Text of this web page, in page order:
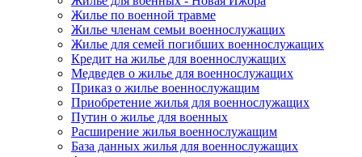
Жилье по военной травме
Жилье членам семьи военнослужащих
Жилье для семей погибших военнослужащих
Кредит на жилье для военнослужащих
Медведев о жилье для военнослужащих
Приказ о жилье военнослужащим
Приобретение жилья для военнослужащих
Путин о жилье для военных
Расширение жилья военнослужащим
База данных жилья для военнослужащих